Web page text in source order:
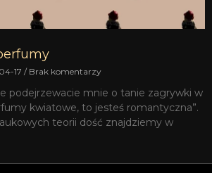
17 Brak komentarzy
podejrzewacie mnie o tanie zagrywki w
kwiatowe, to jesteś romantyczna”.
teorii dość znajdziemy w